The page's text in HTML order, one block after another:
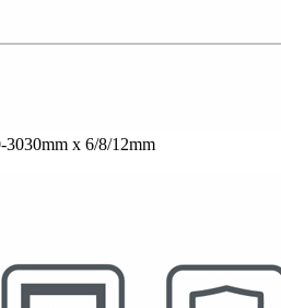
3030mm x 6/8/12mm